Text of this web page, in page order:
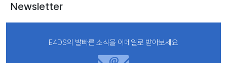
Newsletter
E4DS의 발빠른 소식을 이메일로 받아보세요